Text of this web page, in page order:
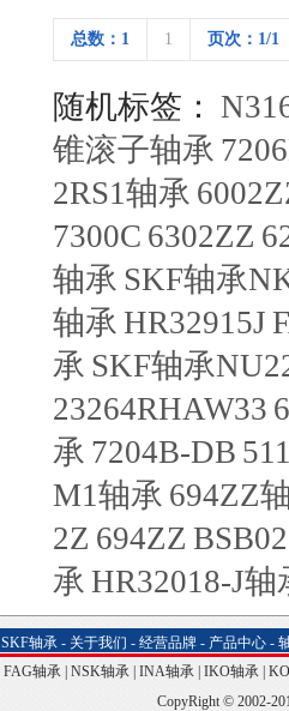
总数：1 1 页次：1/1
随机标签：
锥滚子轴承
2RS1轴承
7300C 6302ZZ
轴承 SKF轴承
轴承 HR32915J
承 SKF轴承
23264RHAW33
承 7204B-DB
M1轴承 694ZZ
2Z 694ZZ
承 HR32018-J轴
SKF轴承 - 关于我们 -经营品牌 - 产品中心 -
|FAG轴承 |NSK轴承 |INA轴承 |IKO轴承 |
CopyRight © 2002-